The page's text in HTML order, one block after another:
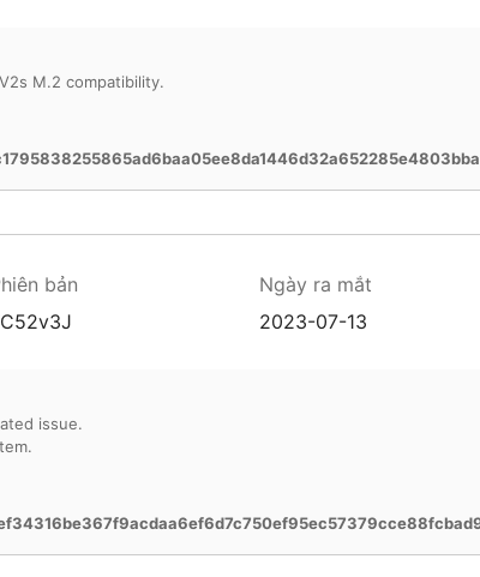
M.2 compatibility.
bản Ngày ra mắt
2023-07-13
issue.